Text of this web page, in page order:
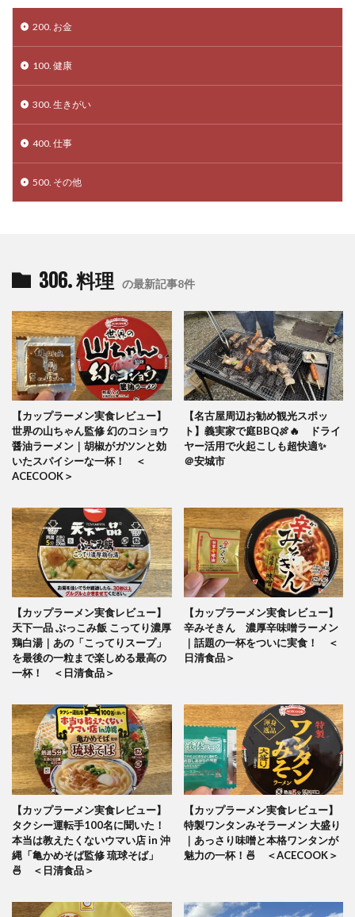
200. お金
100. 健康
300. 生きがい
400. 仕事
500. その他
306. 料理 の最新記事8件
【カップラーメン実食レビュー】
世界の山ちゃん監修 幻のコショウ
醤油ラーメン｜胡椒がガツンと効
いたスパイシーな一杯！ ＜
ACECOOK＞
【名古屋周辺お勧め観光スポッ
ト】義実家で庭BBQ🍖🔥 ドライ
ヤー活用で火起こしも超快適✨
＠安城市
【カップラーメン実食レビュー】
天下一品 ぶっこみ飯 こってり濃厚
鶏白湯｜あの「こってりスープ」
を最後の一粒まで楽しめる最高の
一杯！ ＜日清食品＞
【カップラーメン実食レビュー】
辛みそきん 濃厚辛味噌ラーメン
｜話題の一杯をついに実食！ ＜
日清食品＞
【カップラーメン実食レビュー】
タクシー運転手100名に聞いた！
本当は教えたくないウマい店 in 沖
縄「亀かめそば監修 琉球そば」
🍜 ＜日清食品＞
【カップラーメン実食レビュー】
特製ワンタンみそラーメン 大盛り
｜あっさり味噌と本格ワンタンが
魅力の一杯！🍜 ＜ACECOOK＞